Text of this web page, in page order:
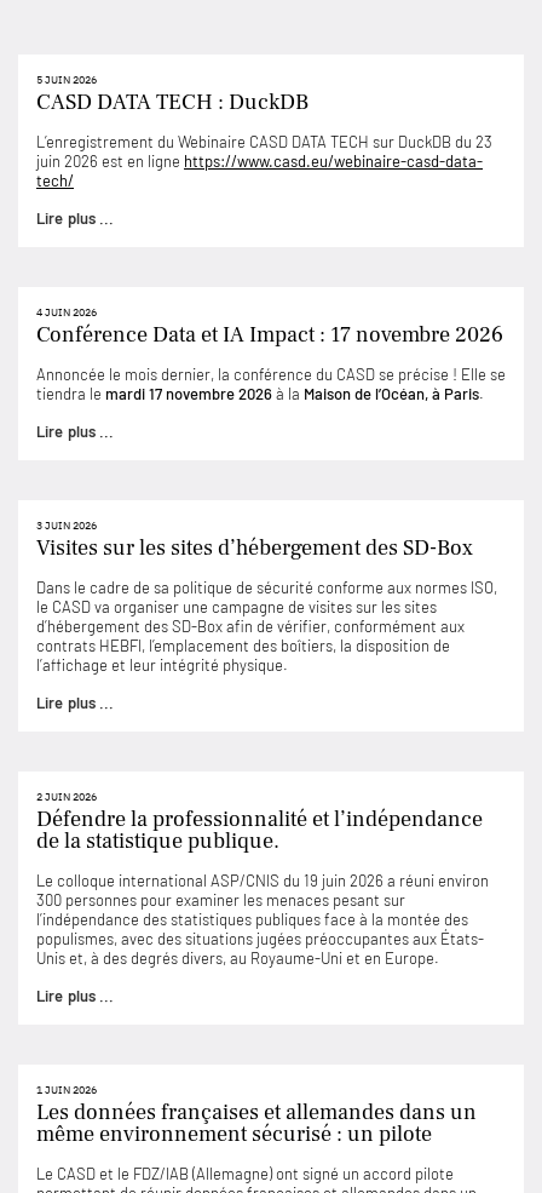
5 JUIN 2026
CASD DATA TECH : DuckDB
L’enregistrement du Webinaire CASD DATA TECH sur DuckDB du 23
juin 2026 est en ligne https://www.casd.eu/webinaire-casd-data-
tech/
Lire plus ...
4 JUIN 2026
Conférence Data et IA Impact : 17 novembre 2026
Annoncée le mois dernier, la conférence du CASD se précise ! Elle se
tiendra le mardi 17 novembre 2026à la Maison de l’Océan, à Paris.
Lire plus ...
3 JUIN 2026
Visites sur les sites d’hébergement des SD-Box
Dans le cadre de sa politique de sécurité conforme aux normes ISO,
le CASD va organiser une campagne de visites sur les sites
d’hébergement des SD-Box afin de vérifier, conformément aux
contrats HEBFI, l’emplacement des boîtiers, la disposition de
l’affichage et leur intégrité physique.
Lire plus ...
2 JUIN 2026
Défendre la professionnalité et l’indépendance
de la statistique publique.
Le colloque international ASP/CNIS du 19 juin 2026 a réuni environ
300 personnes pour examiner les menaces pesant sur
l’indépendance des statistiques publiques face à la montée des
populismes, avec des situations jugées préoccupantes aux États-
Unis et, à des degrés divers, au Royaume-Uni et en Europe.
Lire plus ...
1 JUIN 2026
Les données françaises et allemandes dans un
même environnement sécurisé : un pilote
Le CASD et le FDZ/IAB (Allemagne) ont signé un accord pilote